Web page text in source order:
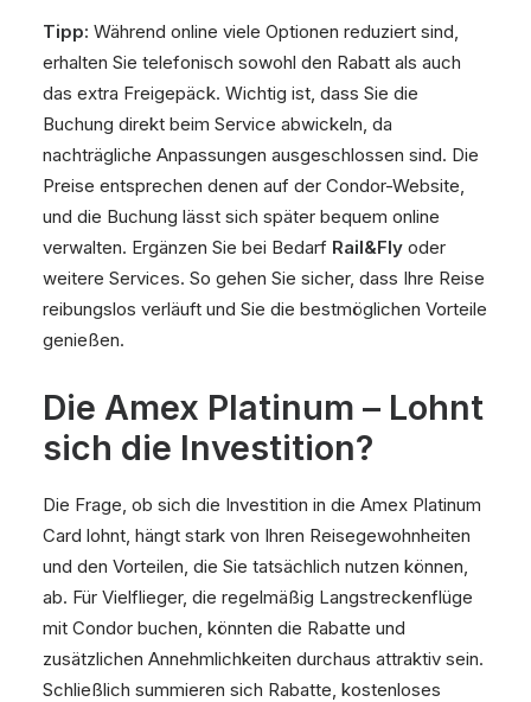
Tipp: Während online viele Optionen reduziert sind,
erhalten Sie telefonisch sowohl den Rabatt als auch
das extra Freigepäck. Wichtig ist, dass Sie die
Buchung direkt beim Service abwickeln, da
nachträgliche Anpassungen ausgeschlossen sind. Die
Preise entsprechen denen auf der Condor-Website,
und die Buchung lässt sich später bequem online
verwalten. Ergänzen Sie bei Bedarf Rail&Fly oder
weitere Services. So gehen Sie sicher, dass Ihre Reise
reibungslos verläuft und Sie die bestmöglichen Vorteile
genießen.
Die Amex Platinum – Lohnt
sich die Investition?
Die Frage, ob sich die Investition in die Amex Platinum
Card lohnt, hängt stark von Ihren Reisegewohnheiten
und den Vorteilen, die Sie tatsächlich nutzen können,
ab. Für Vielflieger, die regelmäßig Langstreckenflüge
mit Condor buchen, könnten die Rabatte und
zusätzlichen Annehmlichkeiten durchaus attraktiv sein.
Schließlich summieren sich Rabatte, kostenloses